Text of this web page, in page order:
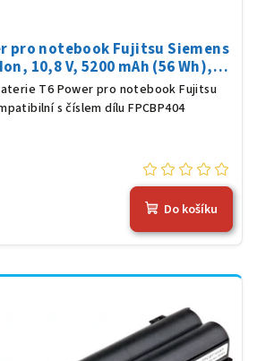
pro notebook Fujitsu Siemens
10,8 V, 5200 mAh (56 Wh),
černá
T6 Power pro notebook Fujitsu
s číslem dílu FPCBP404
Do košíku